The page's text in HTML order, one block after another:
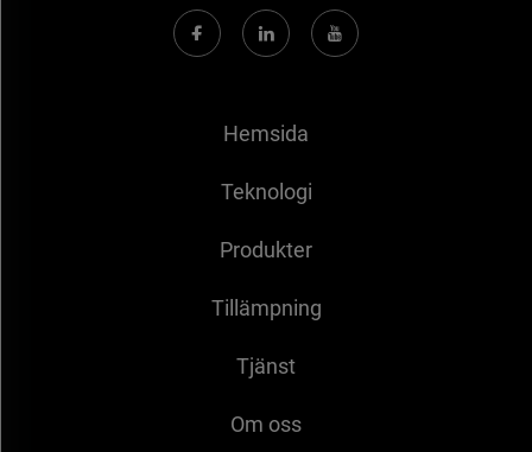
Hemsida
Teknologi
Produkter
Tillämpning
Tjänst
Om oss